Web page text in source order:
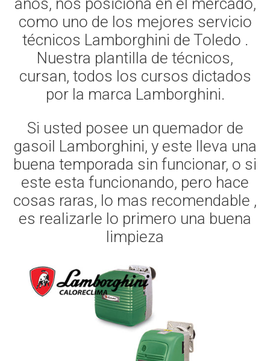
años, nos posiciona en el mercado,
como uno de los mejores servicio
técnicos Lamborghini de Toledo .
Nuestra plantilla de técnicos,
cursan, todos los cursos dictados
por la marca Lamborghini.
Si usted posee un quemador de
gasoil Lamborghini, y este lleva una
buena temporada sin funcionar, o si
este esta funcionando, pero hace
cosas raras, lo mas recomendable ,
es realizarle lo primero una buena
limpieza